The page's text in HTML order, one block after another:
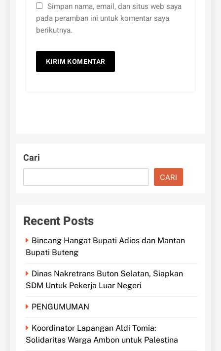
Simpan nama, email, dan situs web saya
pada peramban ini untuk komentar saya
berikutnya.
Cari
CARI
Recent Posts
Bincang Hangat Bupati Adios dan Mantan
Bupati Buteng
Dinas Nakretrans Buton Selatan, Siapkan
SDM Untuk Pekerja Luar Negeri
PENGUMUMAN
Koordinator Lapangan Aldi Tomia:
Solidaritas Warga Ambon untuk Palestina